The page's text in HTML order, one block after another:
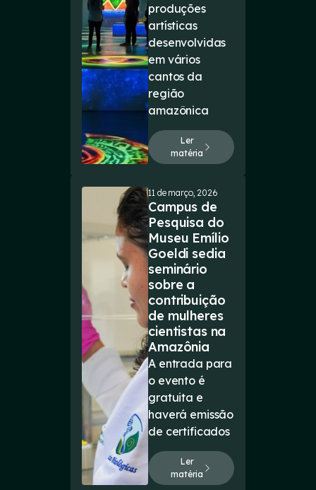
produções
artísticas
desenvolvidas
em vários
cantos da
região
amazônica
Ler
matéria
11 de março, 2026
Campus de
Pesquisa do
Museu Emílio
Goeldi sedia
seminário
sobre a
contribuição
de mulheres
cientistas na
Amazônia
A entrada para
o evento é
gratuita e
haverá emissão
de certificados
Ler
matéria